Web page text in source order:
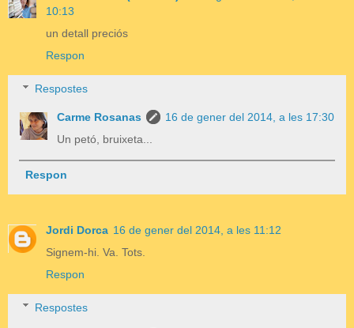
10:13
un detall preciós
Respon
Respostes
Carme Rosanas
16 de gener del 2014, a les 17:30
Un petó, bruixeta...
Respon
Jordi Dorca 16 de gener del 2014, a les 11:12
Signem-hi. Va. Tots.
Respon
Respostes